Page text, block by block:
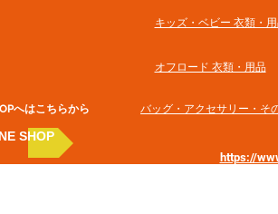
へはこちらから
SHOP
キッズ・ベビー 衣類・
オフロード 衣類・用品
バッグ・アクセサリー・そ
https://